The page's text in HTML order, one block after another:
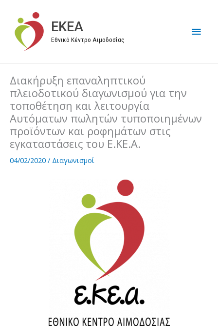
περιεχόμενο
EKEA
Εθνικό Κέντρο Αιμοδοσίας
Διακήρυξη επαναληπτικού
πλειοδοτικού διαγωνισμού για την
τοποθέτηση και λειτουργία
Αυτόματων πωλητών τυποποιημένων
προϊόντων και ροφημάτων στις
εγκαταστάσεις του Ε.ΚΕ.Α.
04/02/2020 / Διαγωνισμοί